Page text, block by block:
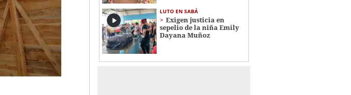
LUTO EN SABÁ
Exigen justicia en
sepelio de la niña Emily
Dayana Muñoz